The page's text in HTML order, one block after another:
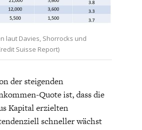
laut Davies, Shorrocks und
Suisse Report)
der steigenden
Quote ist, dass die
Kapital erzielten
schneller wächst